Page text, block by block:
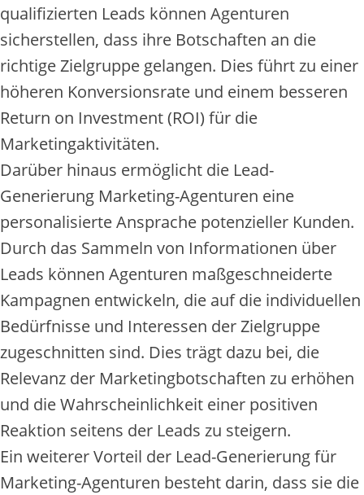
qualifizierten Leads können Agenturen
sicherstellen, dass ihre Botschaften an die
richtige Zielgruppe gelangen. Dies führt zu einer
höheren Konversionsrate und einem besseren
Return on Investment (ROI) für die
Marketingaktivitäten.
Darüber hinaus ermöglicht die Lead-
Generierung Marketing-Agenturen eine
personalisierte Ansprache potenzieller Kunden.
Durch das Sammeln von Informationen über
Leads können Agenturen maßgeschneiderte
Kampagnen entwickeln, die auf die individuellen
Bedürfnisse und Interessen der Zielgruppe
zugeschnitten sind. Dies trägt dazu bei, die
Relevanz der Marketingbotschaften zu erhöhen
und die Wahrscheinlichkeit einer positiven
Reaktion seitens der Leads zu steigern.
Ein weiterer Vorteil der Lead-Generierung für
Marketing-Agenturen besteht darin, dass sie die